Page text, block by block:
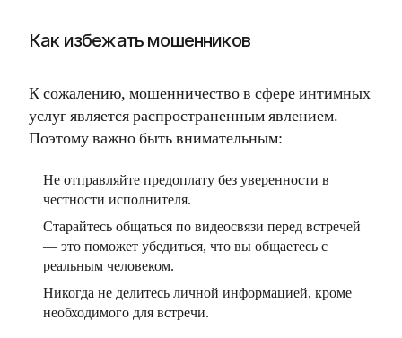
Как избежать мошенников
К сожалению, мошенничество в сфере интимных
услуг является распространенным явлением.
Поэтому важно быть внимательным:
Не отправляйте предоплату без уверенности в
честности исполнителя.
Старайтесь общаться по видеосвязи перед встречей
— это поможет убедиться, что вы общаетесь с
реальным человеком.
Никогда не делитесь личной информацией, кроме
необходимого для встречи.